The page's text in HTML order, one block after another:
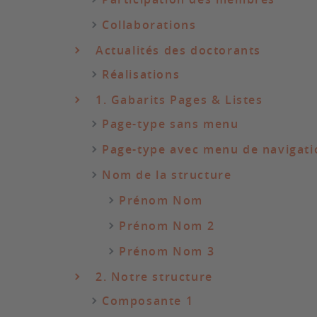
Collaborations
Actualités des doctorants
Réalisations
1. Gabarits Pages & Listes
Page-type sans menu
Page-type avec menu de
Nom de la structure
Prénom Nom
Prénom Nom 2
Prénom Nom 3
2. Notre structure
Composante 1